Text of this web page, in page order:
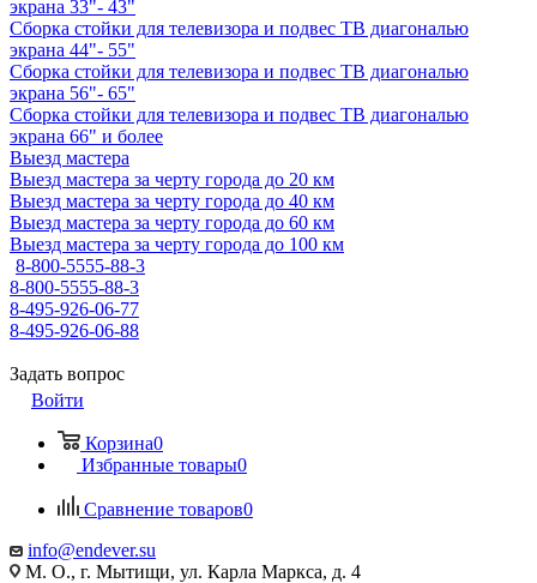
экрана 33"- 43"
Сборка стойки для телевизора и подвес ТВ диагональю
экрана 44"- 55"
Сборка стойки для телевизора и подвес ТВ диагональю
экрана 56"- 65"
Сборка стойки для телевизора и подвес ТВ диагональю
экрана 66" и более
Выезд мастера
Выезд мастера за черту города до 20 км
Выезд мастера за черту города до 40 км
Выезд мастера за черту города до 60 км
Выезд мастера за черту города до 100 км
8-800-5555-88-3
8-800-5555-88-3
8-495-926-06-77
8-495-926-06-88
Задать вопрос
Войти
Корзина0
Избранные товары0
Сравнение товаров0
info@endever.su
М. О., г. Мытищи, ул. Карла Маркса, д. 4